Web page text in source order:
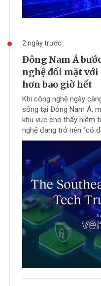
2 ngày trước
Đông Nam Á
nghệ đối mặt
hơn bao giờ hết
Khi công nghệ ngày
sống tại Đông Nam Á,
khu vực cho thấy niềm
nghệ đang trở nên “có